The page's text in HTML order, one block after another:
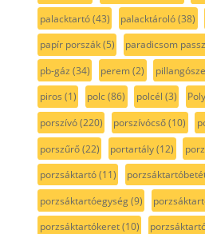
palacktartó(43) palacktároló(38)
papír porszák(5) paradicsom
pb-gáz (34) perem(2)
piros (1) polc(86) polcél (3)
porszívó(220) porszívócső(10)
porszűrő(22) portartály(12)
porzsáktartó(11)
porzsáktartóegység(9)
porzsáktartókeret(10)